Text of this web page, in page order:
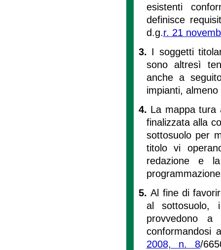
esistenti
definisce
d.g.r. 21
3. I soggetti
sono altresì
anche a
impianti,
4. La mappa tura
finalizzata alla
sottosuolo per
titolo vi
redazione e
5.Al fine di
al sottosuolo,
provvedono
conformandosi
2008, n. 8/